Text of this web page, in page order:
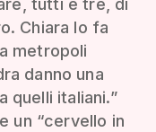
tutti e tre, di
Chiara lo fa
metropoli
danno una
quelli italiani.”
un “cervello in